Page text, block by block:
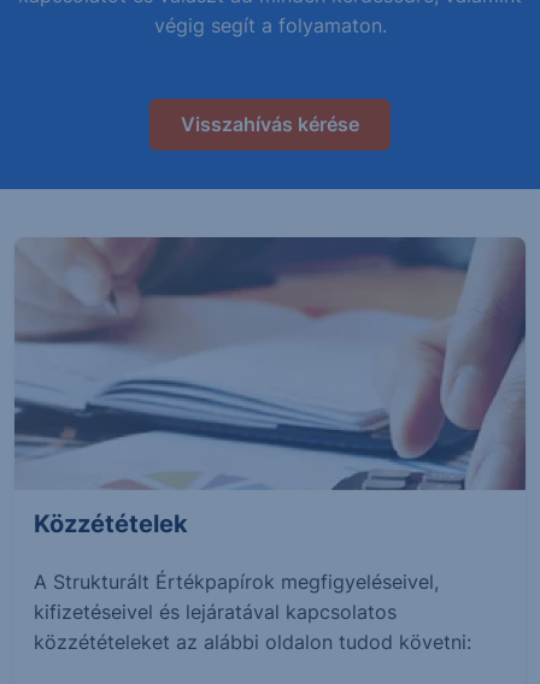
végig segít a folyamaton.
Visszahívás kérése
Közzétételek
A Strukturált Értékpapírok megfigyeléseivel,
kifizetéseivel és lejáratával kapcsolatos
közzétételeket az alábbi oldalon tudod követni: